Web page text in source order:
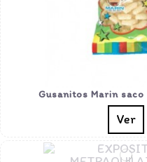
Gusanitos Marin
Ver